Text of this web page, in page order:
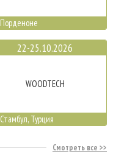
Порденоне
22-25.10.2026
WOODTECH
Стамбул, Турция
Смотреть все